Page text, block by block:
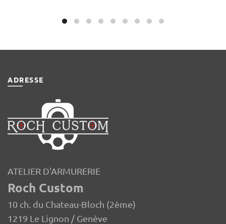
ADRESSE
ATELIER D'ARMURERIE
Roch Custom
10 ch. du Chateau-Bloch (2ème)
1219 Le Lignon / Genève